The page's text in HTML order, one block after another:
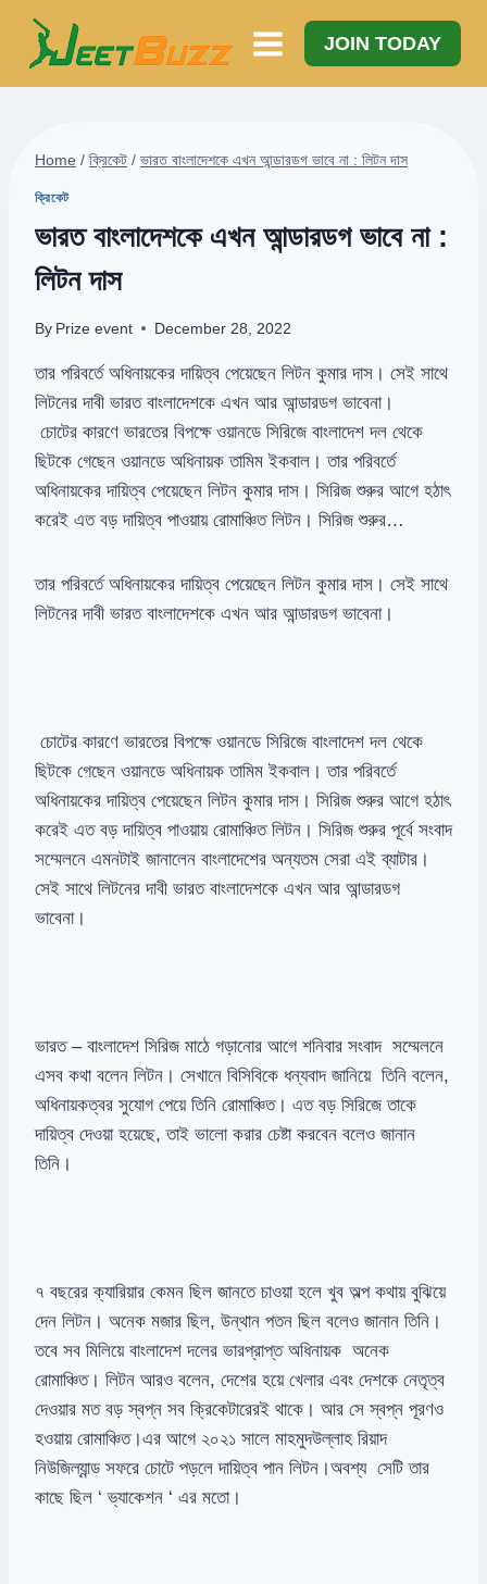
Skip
content
JOIN TODAY
Home / ক্রিকেট / ভারত বাংলাদেশকে এখন আন্ডারডগ ভাবে না : লিটন দাস
ক্রিকেট
ভারত বাংলাদেশকে এখন আন্ডারডগ ভাবে না :
লিটন দাস
By Prize event December 28, 2022
তার পরিবর্তে অধিনায়কের দায়িত্ব পেয়েছেন লিটন কুমার দাস। সেই সাথে
লিটনের দাবী ভারত বাংলাদেশকে এখন আর আন্ডারডগ ভাবেনা।
চোটের কারণে ভারতের বিপক্ষে ওয়ানডে সিরিজে বাংলাদেশ দল থেকে
ছিটকে গেছেন ওয়ানডে অধিনায়ক তামিম ইকবাল। তার পরিবর্তে
অধিনায়কের দায়িত্ব পেয়েছেন লিটন কুমার দাস। সিরিজ শুরুর আগে হঠাৎ
করেই এত বড় দায়িত্ব পাওয়ায় রোমাঞ্চিত লিটন। সিরিজ শুরুর…
তার পরিবর্তে অধিনায়কের দায়িত্ব পেয়েছেন লিটন কুমার দাস। সেই সাথে
লিটনের দাবী ভারত বাংলাদেশকে এখন আর আন্ডারডগ ভাবেনা।
চোটের কারণে ভারতের বিপক্ষে ওয়ানডে সিরিজে বাংলাদেশ দল থেকে
ছিটকে গেছেন ওয়ানডে অধিনায়ক তামিম ইকবাল। তার পরিবর্তে
অধিনায়কের দায়িত্ব পেয়েছেন লিটন কুমার দাস। সিরিজ শুরুর আগে হঠাৎ
করেই এত বড় দায়িত্ব পাওয়ায় রোমাঞ্চিত লিটন। সিরিজ শুরুর পূর্বে সংবাদ
সম্মেলনে এমনটাই জানালেন বাংলাদেশের অন্যতম সেরা এই ব্যাটার।
সেই সাথে লিটনের দাবী ভারত বাংলাদেশকে এখন আর আন্ডারডগ
ভাবেনা।
ভারত – বাংলাদেশ সিরিজ মাঠে গড়ানোর আগে শনিবার সংবাদ সম্মেলনে
এসব কথা বলেন লিটন। সেখানে বিসিবিকে ধন্যবাদ জানিয়ে তিনি বলেন,
অধিনায়কত্বর সুযোগ পেয়ে তিনি রোমাঞ্চিত। এত বড় সিরিজে তাকে
দায়িত্ব দেওয়া হয়েছে, তাই ভালো করার চেষ্টা করবেন বলেও জানান
তিনি।
৭ বছরের ক্যারিয়ার কেমন ছিল জানতে চাওয়া হলে খুব অল্প কথায় বুঝিয়ে
দেন লিটন। অনেক মজার ছিল, উন্থান পতন ছিল বলেও জানান তিনি।
তবে সব মিলিয়ে বাংলাদেশ দলের ভারপ্রাপ্ত অধিনায়ক অনেক
রোমাঞ্চিত। লিটন আরও বলেন, দেশের হয়ে খেলার এবং দেশকে নেতৃত্ব
দেওয়ার মত বড় স্বপ্ন সব ক্রিকেটারেরই থাকে। আর সে স্বপ্ন পূরণও
হওয়ায় রোমাঞ্চিত।এর আগে ২০২১ সালে মাহমুদউল্লাহ রিয়াদ
নিউজিল্যান্ড সফরে চোটে পড়লে দায়িত্ব পান লিটন।অবশ্য সেটি তার
কাছে ছিল ‘ ভ্যাকেশন ‘ এর মতো।